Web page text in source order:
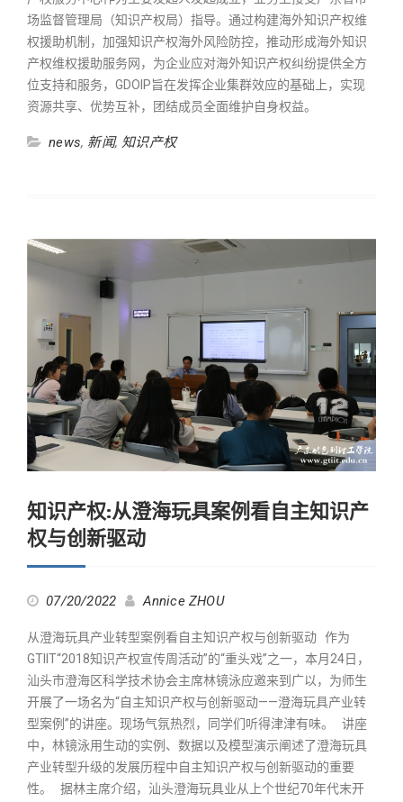
场监督管理局（知识产权局）指导。通过构建海外知识产权维
权援助机制，加强知识产权海外风险防控，推动形成海外知识
产权维权援助服务网，为企业应对海外知识产权纠纷提供全方
位支持和服务，GDOIP旨在发挥企业集群效应的基础上，实现
资源共享、优势互补，团结成员全面维护自身权益。
news, 新闻, 知识产权
知识产权:从澄海玩具案例看自主知识产
权与创新驱动
07/20/2022 Annice ZHOU
从澄海玩具产业转型案例看自主知识产权与创新驱动 作为
GTIIT“2018知识产权宣传周活动”的“重头戏”之一，本月24日，
汕头市澄海区科学技术协会主席林镜泳应邀来到广以，为师生
开展了一场名为“自主知识产权与创新驱动——澄海玩具产业转
型案例”的讲座。现场气氛热烈，同学们听得津津有味。 讲座
中，林镜泳用生动的实例、数据以及模型演示阐述了澄海玩具
产业转型升级的发展历程中自主知识产权与创新驱动的重要
性。 据林主席介绍，汕头澄海玩具业从上个世纪70年代末开